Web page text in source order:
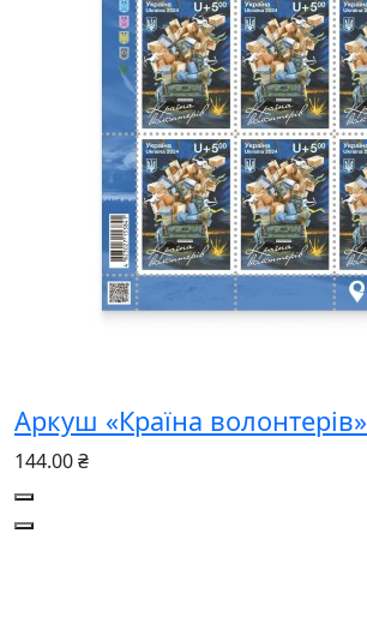
Аркуш «Країна волонтерів»
144.00 ₴